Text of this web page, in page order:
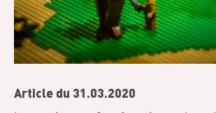
Article du 31.03.2020